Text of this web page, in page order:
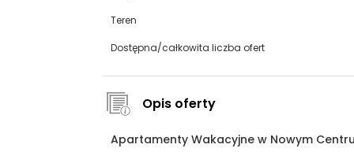
Teren
Dostępna/całkowita liczba ofert
Opis oferty
Apartamenty Wakacyjne w Nowym